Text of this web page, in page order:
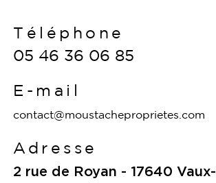
Téléphone
05 46 36 06 85
E-mail
contact@moustacheproprietes.com
Adresse
2 rue de Royan - 17640 Vaux-